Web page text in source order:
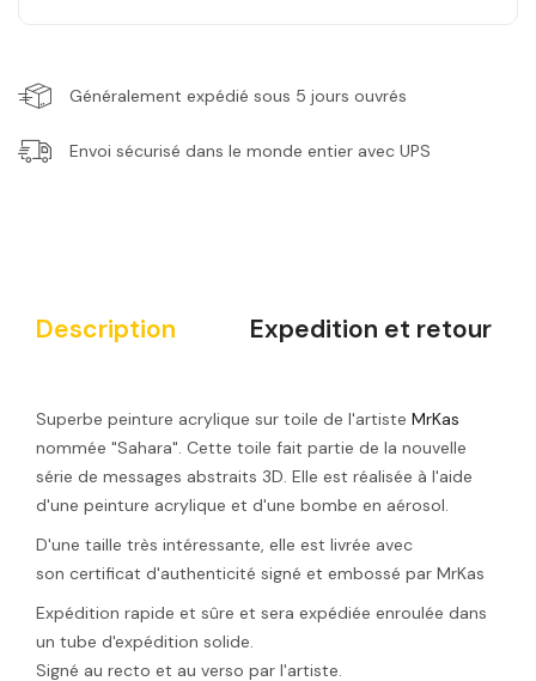
Généralement expédié sous 5 jours ouvrés
Envoi sécurisé dans le monde entier avec UPS
Description Expedition et retour
Superbe peinture acrylique sur toile de l'artiste MrKas
nommée "Sahara". Cette toile fait partie de la nouvelle
série de messages abstraits 3D. Elle est réalisée à l'aide
d'une peinture acrylique et d'une bombe en aérosol.
D'une taille très intéressante, elle est livrée avec
son certificat d'authenticité signé et embossé par MrKas
Expédition rapide et sûre et sera expédiée enroulée dans
un tube d'expédition solide.
Signé au recto et au verso par l'artiste.